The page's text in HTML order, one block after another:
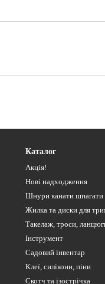
Каталог
Акція!
Нові надходження
Шнури канати шпагати
Жилка та диски для
Такелаж, троси,
Інструмент
Садовий інвентар
Клеї, силікони, піни
Скотч та ізострічка